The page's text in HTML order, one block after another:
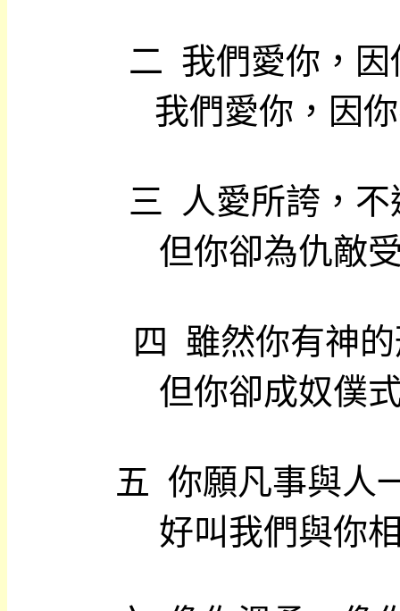
二 我們愛你，因
我們愛你，因
三
人愛所誇，
但你卻為仇敵
四
雖然你有神
但你卻成奴僕
五 你願凡事與人
好叫我們與你